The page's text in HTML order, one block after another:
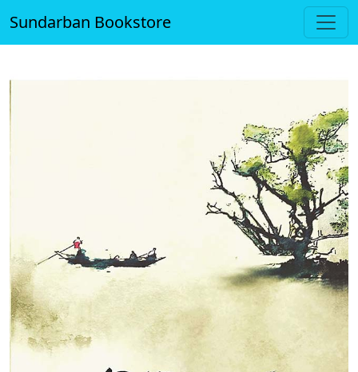
Sundarban Bookstore